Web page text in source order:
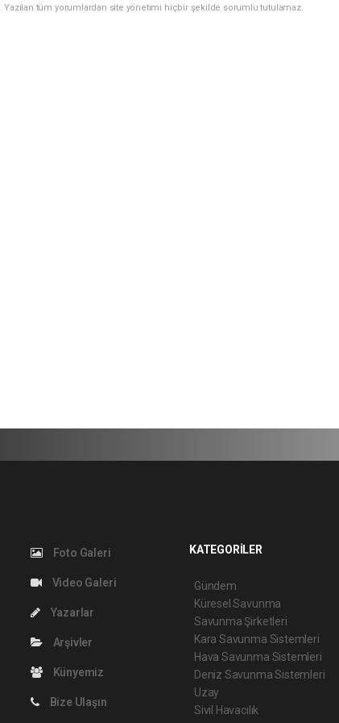
Yazılan tüm yorumlardan site yönetimi hiçbir şekilde sorumlu tutulamaz.
Foto Galeri
Video Galeri
Yazarlar
Arşivler
Künyemiz
Bize Ulaşın
KATEGORİLER
Gündem
Küresel Savunma
Savunma Şirketleri
Kara Savunma Sistemleri
Hava Savunma Sistemleri
Deniz Savunma Sistemleri
Uzay
Sivil Havacılık